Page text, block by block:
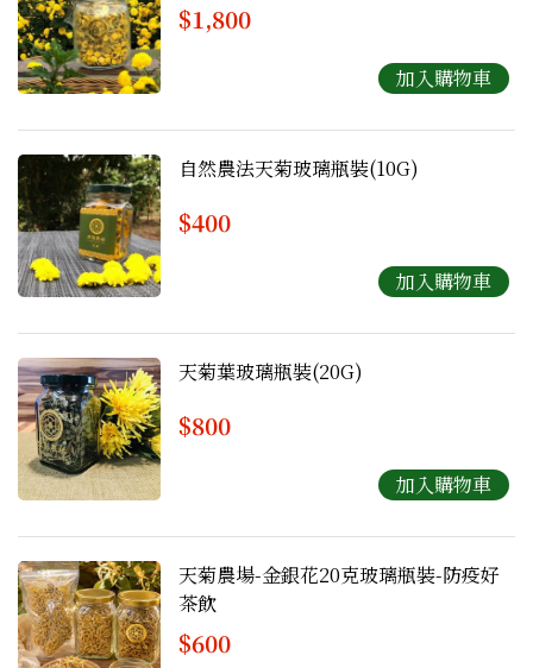
$1,800
自然農法天菊玻璃瓶裝(10G)
$400
天菊葉玻璃瓶裝(20G)
$800
天菊農場-金銀花20克玻璃瓶裝-防疫好
茶飲
$600